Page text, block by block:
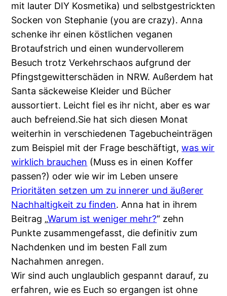
mit lauter DIY Kosmetika) und selbstgestrickten
Socken von Stephanie (you are crazy). Anna
schenke ihr einen köstlichen veganen
Brotaufstrich und einen wundervollerem
Besuch trotz Verkehrschaos aufgrund der
Pfingstgewitterschäden in NRW. Außerdem hat
Santa säckeweise Kleider und Bücher
aussortiert. Leicht fiel es ihr nicht, aber es war
auch befreiend.Sie hat sich diesen Monat
weiterhin in verschiedenen Tagebucheinträgen
zum Beispiel mit der Frage beschäftigt,was wir
wirklich brauchen (Muss es in einen Koffer
passen?) oder wie wir im Leben unsere
Prioritäten setzen um zu innerer und äußerer
Nachhaltigkeit zu finden. Anna hat in ihrem
Beitrag „Warum ist weniger mehr?“ zehn
Punkte zusammengefasst, die definitiv zum
Nachdenken und im besten Fall zum
Nachahmen anregen.
Wir sind auch unglaublich gespannt darauf, zu
erfahren, wie es Euch so ergangen ist ohne